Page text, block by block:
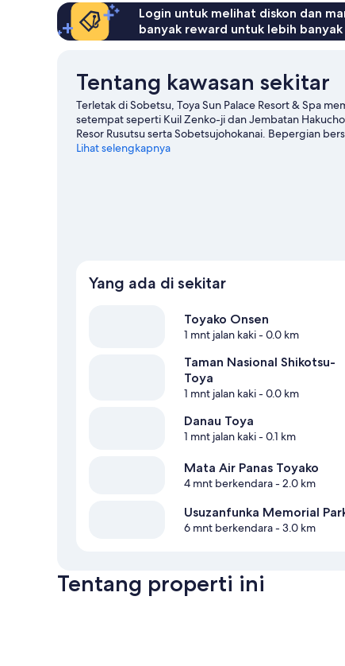
Asap
Rokok
Login untuk melihat diskon dan
banyak reward untuk lebih
Tentang kawasan sekitar
Terletak di Sobetsu, Toya Sun Palace Resort & Spa
setempat seperti Kuil Zenko-ji dan Jembatan
Resor Rusutsu serta Sobetsujohokanai. Bepergian
Kunjungi panduan perjalanan kami untuk Sobetsu
Lihat selengkapnya
Yang ada di sekitar
Toyako Onsen
1 mnt jalan kaki- 0.0 km
Taman Nasional Shikotsu-
Toya
1 mnt jalan kaki- 0.0 km
Danau Toya
1 mnt jalan kaki- 0.1 km
Mata Air Panas Toyako
4 mnt berkendara- 2.0 km
Usuzanfunka Memorial
6 mnt berkendara- 3.0 km
Tentang properti ini